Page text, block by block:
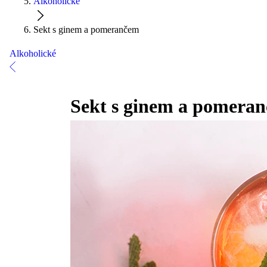
Sekt s ginem a pomerančem
Alkoholické
Sekt s ginem a